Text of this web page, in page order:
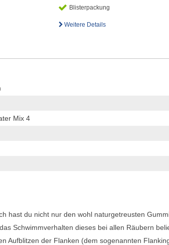
Blisterpackung
Weitere Details
Mix 4
hast du nicht nur den wohl naturgetreusten
Schwimmverhalten dieses bei allen Räubern
Aufblitzen der Flanken (dem sogenannten